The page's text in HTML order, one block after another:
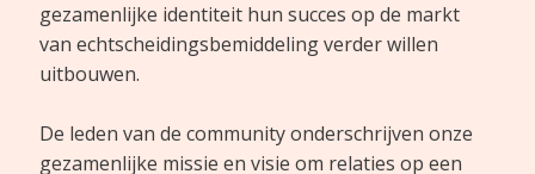
gezamenlijke identiteit hun succes op de markt
van echtscheidingsbemiddeling verder willen
uitbouwen.
De leden van de community onderschrijven onze
gezamenlijke missie en visie om relaties op een